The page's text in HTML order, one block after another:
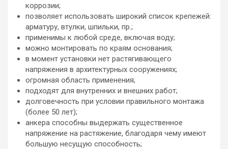
коррозии;
позволяет использовать широкий список крепежей:
арматуру, втулки, шпильки, пр.;
применимы к любой среде, включая воду;
можно монтировать по краям основания;
в момент установки нет растягивающего
напряжения в архитектурных сооружениях;
огромная область применения;
подходят для внутренних и внешних работ;
долговечность при условии правильного монтажа
(более 50 лет);
анкера способны выдержать существенное
напряжение на растяжение, благодаря чему имеют
большую несущую способность;